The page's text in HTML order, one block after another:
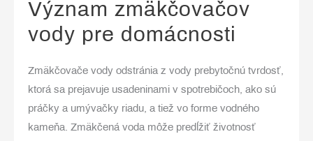
Význam zmäkčovačov
vody pre domácnosti
Zmäkčovače vody odstránia z vody prebytočnú tvrdosť,
ktorá sa prejavuje usadeninami v spotrebičoch, ako sú
práčky a umývačky riadu, a tiež vo forme vodného
kameňa. Zmäkčená voda môže predĺžiť životnosť